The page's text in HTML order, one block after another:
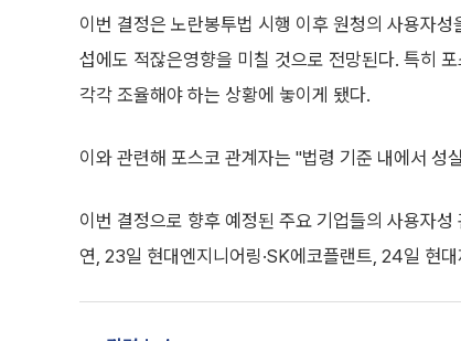
이번 결정은 노란봉투법 시행 이후 원청의 사용자
섭에도 적잖은영향을 미칠 것으로 전망된다. 특히
각각 조율해야 하는 상황에 놓이게 됐다.
이와 관련해 포스코 관계자는 "법령 기준 내에서 성
이번 결정으로 향후 예정된 주요 기업들의 사용자
연, 23일 현대엔지니어링·SK에코플랜트, 24일 현